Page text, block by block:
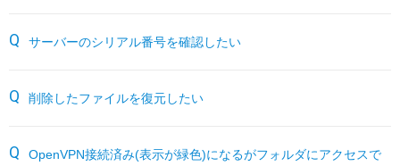
サーバーのシリアル番号を確認したい
削除したファイルを復元したい
OpenVPN接続済み(表示が緑色)になるがフォルダにアクセスで